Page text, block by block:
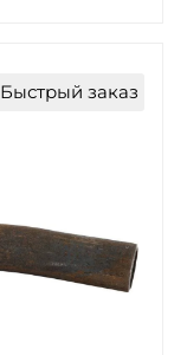
Быстрый заказ